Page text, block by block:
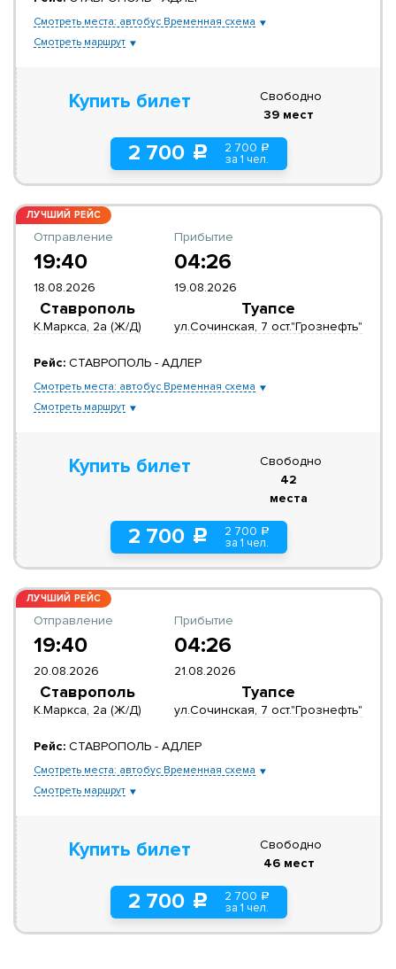
Смотреть места: автобус Временная схема
Смотреть маршрут
Купить билет
2 700 c 2 700 a
за 1 чел.
Свободно
39 мест
ЛУЧШИЙ РЕЙС
Отправление
19:40
18.08.2026
Ставрополь
К.Маркса, 2а (Ж/Д)
Прибытие
04:26
19.08.2026
Туапсе
ул.Сочинская, 7 ост."Грознефть"
Рейс: СТАВРОПОЛЬ - АДЛЕР
Смотреть места: автобус Временная схема
Смотреть маршрут
Купить билет
2 700 c 2 700 a
за 1 чел.
Свободно
42
места
ЛУЧШИЙ РЕЙС
Отправление
19:40
20.08.2026
Ставрополь
К.Маркса, 2а (Ж/Д)
Прибытие
04:26
21.08.2026
Туапсе
ул.Сочинская, 7 ост."Грознефть"
Рейс: СТАВРОПОЛЬ - АДЛЕР
Смотреть места: автобус Временная схема
Смотреть маршрут
Купить билет
2 700 c 2 700 a
за 1 чел.
Свободно
46 мест